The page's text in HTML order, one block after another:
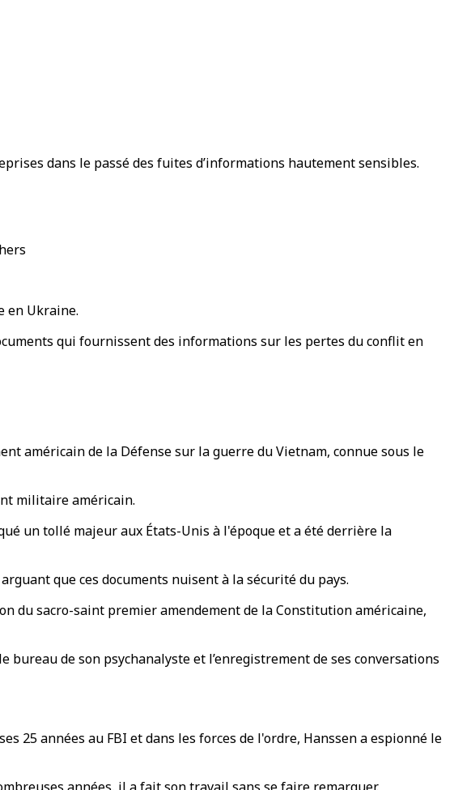
dans le passé des fuites d’informations hautement sensibles.
en Ukraine.
qui fournissent des informations sur les pertes du conflit en
américain de la Défense sur la guerre du Vietnam, connue sous le
militaire américain.
un tollé majeur aux États-Unis à l'époque et a été derrière la
que ces documents nuisent à la sécurité du pays.
du sacro-saint premier amendement de la Constitution américaine,
de son psychanalyste et l’enregistrement de ses conversations
25 années au FBI et dans les forces de l'ordre, Hanssen a espionné le